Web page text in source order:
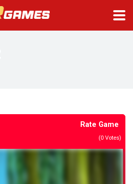
Rate Game
(0 Votes)